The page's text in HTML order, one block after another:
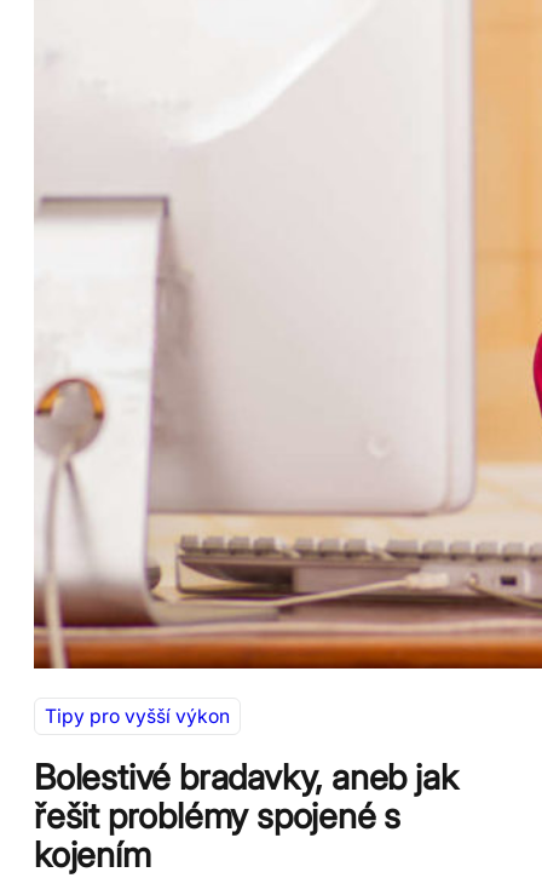
Tipy pro vyšší výkon
Bolestivé bradavky, aneb jak
řešit problémy spojené s
kojením